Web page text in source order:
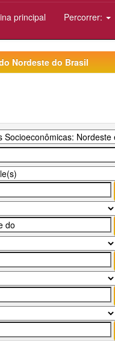
principal Percorrer:
Nordeste do Brasil